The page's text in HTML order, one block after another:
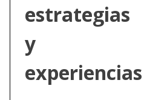
estrategias
y
experiencias